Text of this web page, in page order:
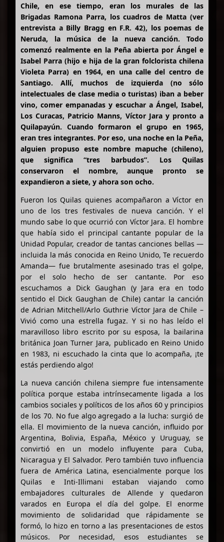
Chile, en ese tiempo, eran los murales de las
Brigadas Ramona Parra, los cuadros de Matta (ver
entrevista a Billy Bragg en F.R. 42), los poemas de
Neruda, la música de la nueva canción. Todo
comenzó realmente en la Peña abierta por Ángel e
Isabel Parra (hijo e hija de la gran folclorista chilena
Violeta Parra) en 1964, en una calle del centro de
Santiago. Allí, muchos de izquierda (no sólo
intelectuales de clase media o turistas) iban a beber
vino, comer empanadas y escuchar a Ángel, Isabel,
Los Curacas, Patricio Manns, Víctor Jara y pronto a
Quilapayún. Cuando formaron el grupo en 1965,
eran tres integrantes. Por eso, una noche en la Peña,
alguien propuso este nombre mapuche (chileno),
que significa “tres barbudos”. Los Quilas
conservaron el nombre, aunque pronto se
expandieron a siete, y ahora son ocho.
Fueron los Quilas quienes acompañaron a Víctor en
uno de los tres festivales de nueva canción. Y el
mundo sabe lo que ocurrió con Víctor Jara. El hombre
que había sido el principal cantante popular de la
Unidad Popular, creador de tantas canciones bellas —
incluida la más conocida en Reino Unido, Te recuerdo
Amanda— fue brutalmente asesinado tras el golpe,
por el solo hecho de ser cantante. Por eso
escuchamos a Dick Gaughan (y Jara era en todo
sentido el Dick Gaughan de Chile) cantar la canción
de Adrian Mitchell/Arlo Guthrie Víctor Jara de Chile –
Vivió como una estrella fugaz. Y si no has leído el
maravilloso libro escrito por su esposa, la bailarina
británica Joan Turner Jara, publicado en Reino Unido
en 1983, ni escuchado la cinta que lo acompaña, ¡te
estás perdiendo algo!
La nueva canción chilena siempre fue intensamente
política porque estaba intrínsecamente ligada a los
cambios sociales y políticos de los años 60 y principios
de los 70. No fue algo agregado a la lucha: surgió de
ella. El movimiento de la nueva canción, influido por
Argentina, Bolivia, España, México y Uruguay, se
convirtió en un modelo influyente para Cuba,
Nicaragua y El Salvador. Pero también tuvo influencia
fuera de América Latina, esencialmente porque los
Quilas e Inti-Illimani estaban viajando como
embajadores culturales de Allende y quedaron
varados en Europa el día del golpe. El enorme
movimiento de solidaridad que rápidamente se
formó, lo hizo en torno a las presentaciones de estos
músicos. Por necesidad, esos estudiantes se